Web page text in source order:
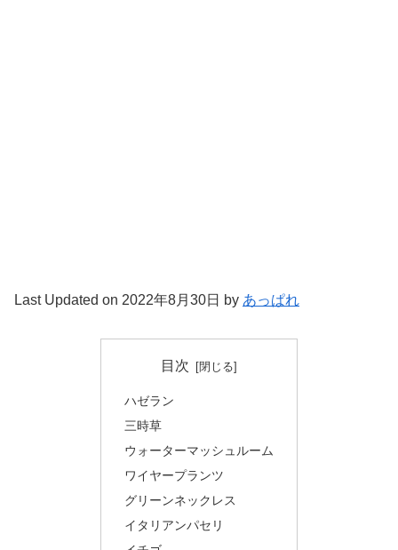
Last Updated on 2022年8月30日 by あっぱれ
目次
ハゼラン
三時草
ウォーターマッシュルーム
ワイヤープランツ
グリーンネックレス
イタリアンパセリ